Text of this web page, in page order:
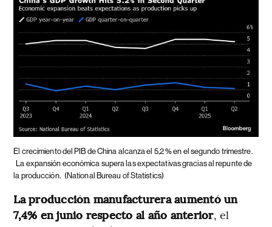
El crecimiento del PIB de China alcanza el 5,2 % en el segundo trimestre.
La expansión económica supera las expectativas gracias al repunte de
la producción. (National Bureau of Statistics)
La producción manufacturera aumentó un
7,4% en junio respecto al año anterior, el